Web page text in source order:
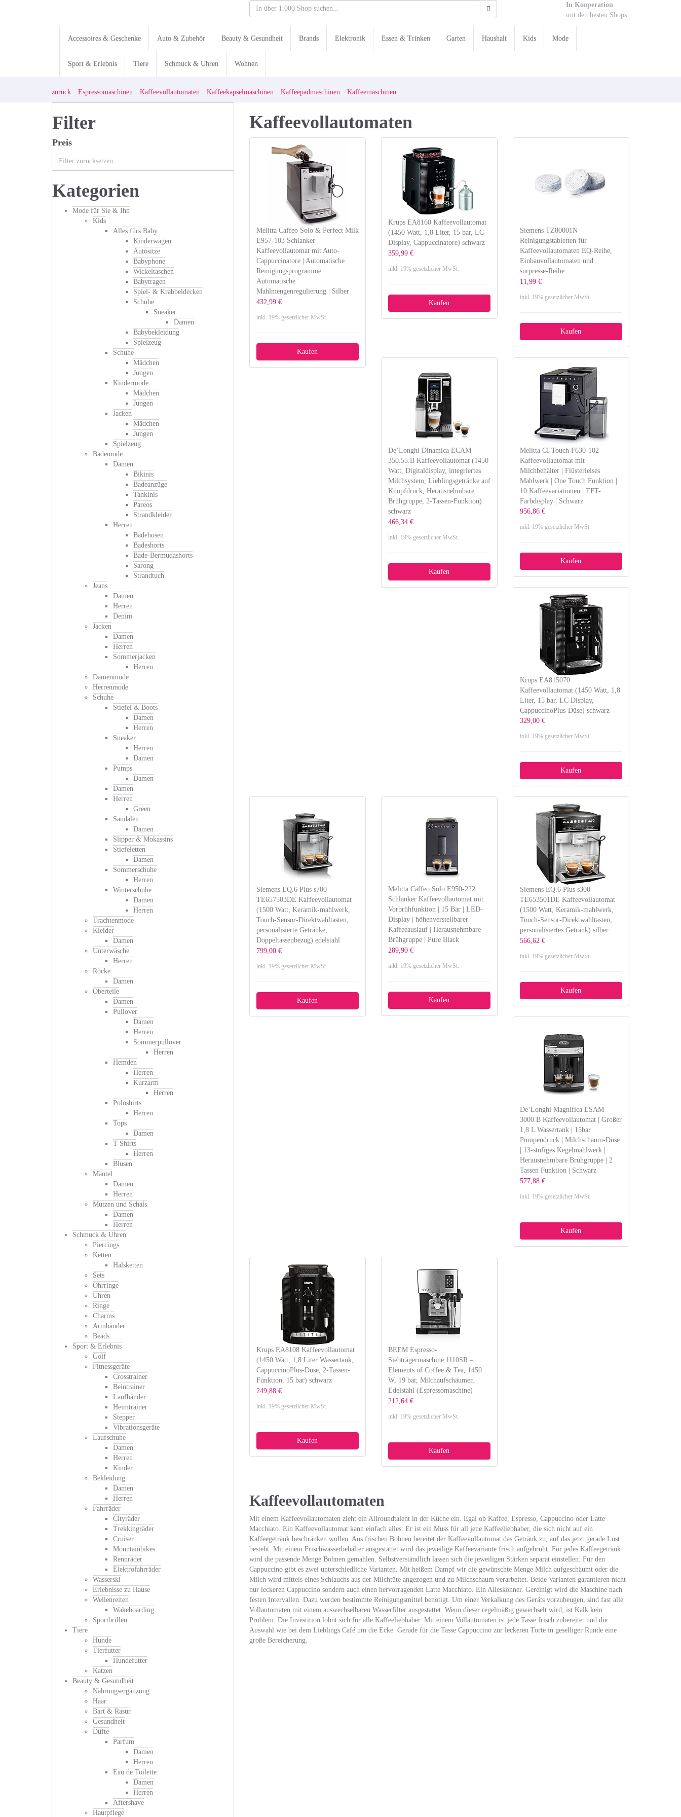
In Kooperation
mit den besten Shops
Accessoires & Geschenke Auto & Zubehör Beauty & Gesundheit Brands Elektronik Essen & Trinken Garten Haushalt Kids Mode
Sport & Erlebnis Tiere Schmuck & Uhren Wohnen
zurück Espressomaschinen Kaffeevollautomaten Kaffeekapselmaschinen Kaffeepadmaschinen Kaffeemaschinen
Kaffeevollautomaten
Melitta Caffeo Solo & Perfect Milk
E957-103 Schlanker
Kaffeevollautomat mit Auto-
Cappuccinatore | Automatische
Reinigungsprogramme |
Automatische
Mahlmengenregulierung | Silber
432,99 €
inkl. 19% gesetzlicher MwSt.
Kaufen
Krups EA8160 Kaffeevollautomat
(1450 Watt, 1,8 Liter, 15 bar, LC
Display, Cappuccinatore) schwarz
359,99 €
inkl. 19% gesetzlicher MwSt.
Kaufen
Siemens TZ80001N
Reinigungstabletten für
Kaffeevollautomaten EQ-Reihe,
Einbauvollautomaten und
surpresse-Reihe
11,99 €
inkl. 19% gesetzlicher MwSt.
Kaufen
De’Longhi Dinamica ECAM
350.55.B Kaffeevollautomat (1450
Watt, Digitaldisplay, integriertes
Milchsystem, Lieblingsgetränke auf
Knopfdruck, Herausnehmbare
Brühgruppe, 2-Tassen-Funktion)
schwarz
466,34 €
inkl. 19% gesetzlicher MwSt.
Kaufen
Melitta CI Touch F630-102
Kaffeevollautomat mit
Milchbehälter | Flüsterleises
Mahlwerk | One Touch Funktion |
10 Kaffeevariationen | TFT-
Farbdisplay | Schwarz
956,86 €
inkl. 19% gesetzlicher MwSt.
Kaufen
Krups EA815070
Kaffeevollautomat (1450 Watt, 1,8
Liter, 15 bar, LC Display,
CappuccinoPlus-Düse) schwarz
329,00 €
inkl. 19% gesetzlicher MwSt.
Kaufen
Siemens EQ.6 Plus s700
TE657503DE Kaffeevollautomat
(1500 Watt, Keramik-mahlwerk,
Touch-Sensor-Direktwahltasten,
personalisierte Getränke,
Doppeltassenbezug) edelstahl
799,00 €
inkl. 19% gesetzlicher MwSt.
Kaufen
Melitta Caffeo Solo E950-222
Schlanker Kaffeevollautomat mit
Vorbrühfunktion | 15 Bar | LED-
Display | höhenverstellbarer
Kaffeeauslauf | Herausnehmbare
Brühgruppe | Pure Black
289,90 €
inkl. 19% gesetzlicher MwSt.
Kaufen
Siemens EQ.6 Plus s300
TE653501DE Kaffeevollautomat
(1500 Watt, Keramik-mahlwerk,
Touch-Sensor-Direktwahltasten,
personalisiertes Getränk) silber
566,62 €
inkl. 19% gesetzlicher MwSt.
Kaufen
De’Longhi Magnifica ESAM
3000.B Kaffeevollautomat | Großer
1,8 L Wassertank | 15bar
Pumpendruck | Milchschaum-Düse
| 13-stufiges Kegelmahlwerk |
Herausnehmbare Brühgruppe | 2
Tassen Funktion | Schwarz
577,88 €
inkl. 19% gesetzlicher MwSt.
Kaufen
Krups EA8108 Kaffeevollautomat
(1450 Watt, 1,8 Liter Wassertank,
CappuccinoPlus-Düse, 2-Tassen-
Funktion, 15 bar) schwarz
249,88 €
inkl. 19% gesetzlicher MwSt.
Kaufen
BEEM Espresso-
Siebträgermaschine 1110SR –
Elements of Coffee & Tea, 1450
W, 19 bar, Milchaufschäumer,
Edelstahl (Espressomaschine)
212,64 €
inkl. 19% gesetzlicher MwSt.
Kaufen
Kaffeevollautomaten
Mit einem Kaffeevollautomaten zieht ein Allroundtalent in der Küche ein. Egal ob Kaffee, Espresso, Cappuccino oder Latte
Macchiato. Ein Kaffeevollautomat kann einfach alles. Er ist ein Muss für all jene Kaffeeliebhaber, die sich nicht auf ein
Kaffeegetränk beschränken wollen. Aus frischen Bohnen bereitet der Kaffeevollautomat das Getränk zu, auf das jetzt gerade Lust
besteht. Mit einem Frischwasserbehälter ausgestattet wird das jeweilige Kaffeevariante frisch aufgebrüht. Für jedes Kaffeegetränk
wird die passende Menge Bohnen gemahlen. Selbstverständlich lassen sich die jeweiligen Stärken separat einstellen. Für den
Cappuccino gibt es zwei unterschiedliche Varianten. Mit heißem Dampf wir die gewünschte Menge Milch aufgeschäumt oder die
Milch wird mittels eines Schlauchs aus der Milchtüte angezogen und zu Milchschaum verarbeitet. Beide Varianten garantieren nicht
nur leckeren Cappuccino sondern auch einen hervorragenden Latte Macchiato. Ein Alleskönner. Gereinigt wird die Maschine nach
festen Intervallen. Dazu werden bestimmte Reinigungsmittel benötigt. Um einer Verkalkung des Geräts vorzubeugen, sind fast alle
Vollautomaten mit einem auswechselbaren Wasserfilter ausgestattet. Wenn dieser regelmäßig gewechselt wird, ist Kalk kein
Problem. Die Investition lohnt sich für alle Kaffeeliebhaber. Mit einem Vollautomaten ist jede Tasse frisch zubereitet und die
Auswahl wie bei dem Lieblings Café um die Ecke. Gerade für die Tasse Cappuccino zur leckeren Torte in geselliger Runde eine
große Bereicherung.
Filter
Preis
Filter zurücksetzen
Kategorien
Mode für Sie & Ihn
Kids
Alles fürs Baby
Kinderwagen
Autositze
Babyphone
Wickeltaschen
Babytragen
Spiel- & Krabbeldecken
Schuhe
Sneaker
Damen
Babybekleidung
Spielzeug
Schuhe
Mädchen
Jungen
Kindermode
Mädchen
Jungen
Jacken
Mädchen
Jungen
Spielzeug
Bademode
Damen
Bikinis
Badeanzüge
Tankinis
Pareos
Strandkleider
Herren
Badehosen
Badeshorts
Bade-Bermudashorts
Sarong
Strandtuch
Jeans
Damen
Herren
Denim
Jacken
Damen
Herren
Sommerjacken
Herren
Damenmode
Herrenmode
Schuhe
Stiefel & Boots
Damen
Herren
Sneaker
Herren
Damen
Pumps
Damen
Damen
Herren
Green
Sandalen
Damen
Slipper & Mokassins
Stiefeletten
Damen
Sommerschuhe
Herren
Winterschuhe
Damen
Herren
Trachtenmode
Kleider
Damen
Unterwäsche
Herren
Röcke
Damen
Oberteile
Damen
Pullover
Damen
Herren
Sommerpullover
Herren
Hemden
Herren
Kurzarm
Herren
Poloshirts
Herren
Tops
Damen
T-Shirts
Herren
Blusen
Mäntel
Damen
Herren
Mützen und Schals
Damen
Herren
Schmuck & Uhren
Piercings
Ketten
Halsketten
Sets
Ohrringe
Uhren
Ringe
Charms
Armbänder
Beads
Sport & Erlebnis
Golf
Fitnessgeräte
Crosstrainer
Beintrainer
Laufbänder
Heimtrainer
Stepper
Vibrationsgeräte
Laufschuhe
Damen
Herren
Kinder
Bekleidung
Damen
Herren
Fahrräder
Cityräder
Trekkingräder
Cruiser
Mountainbikes
Rennräder
Elektrofahrräder
Wasserski
Erlebnisse zu Hause
Wellenreiten
Wakeboarding
Sportbrillen
Tiere
Hunde
Tierfutter
Hundefutter
Katzen
Beauty & Gesundheit
Nahrungsergänzung
Haar
Bart & Rasur
Gesundheit
Düfte
Parfum
Damen
Herren
Eau de Toilette
Damen
Herren
Aftershave
Hautpflege